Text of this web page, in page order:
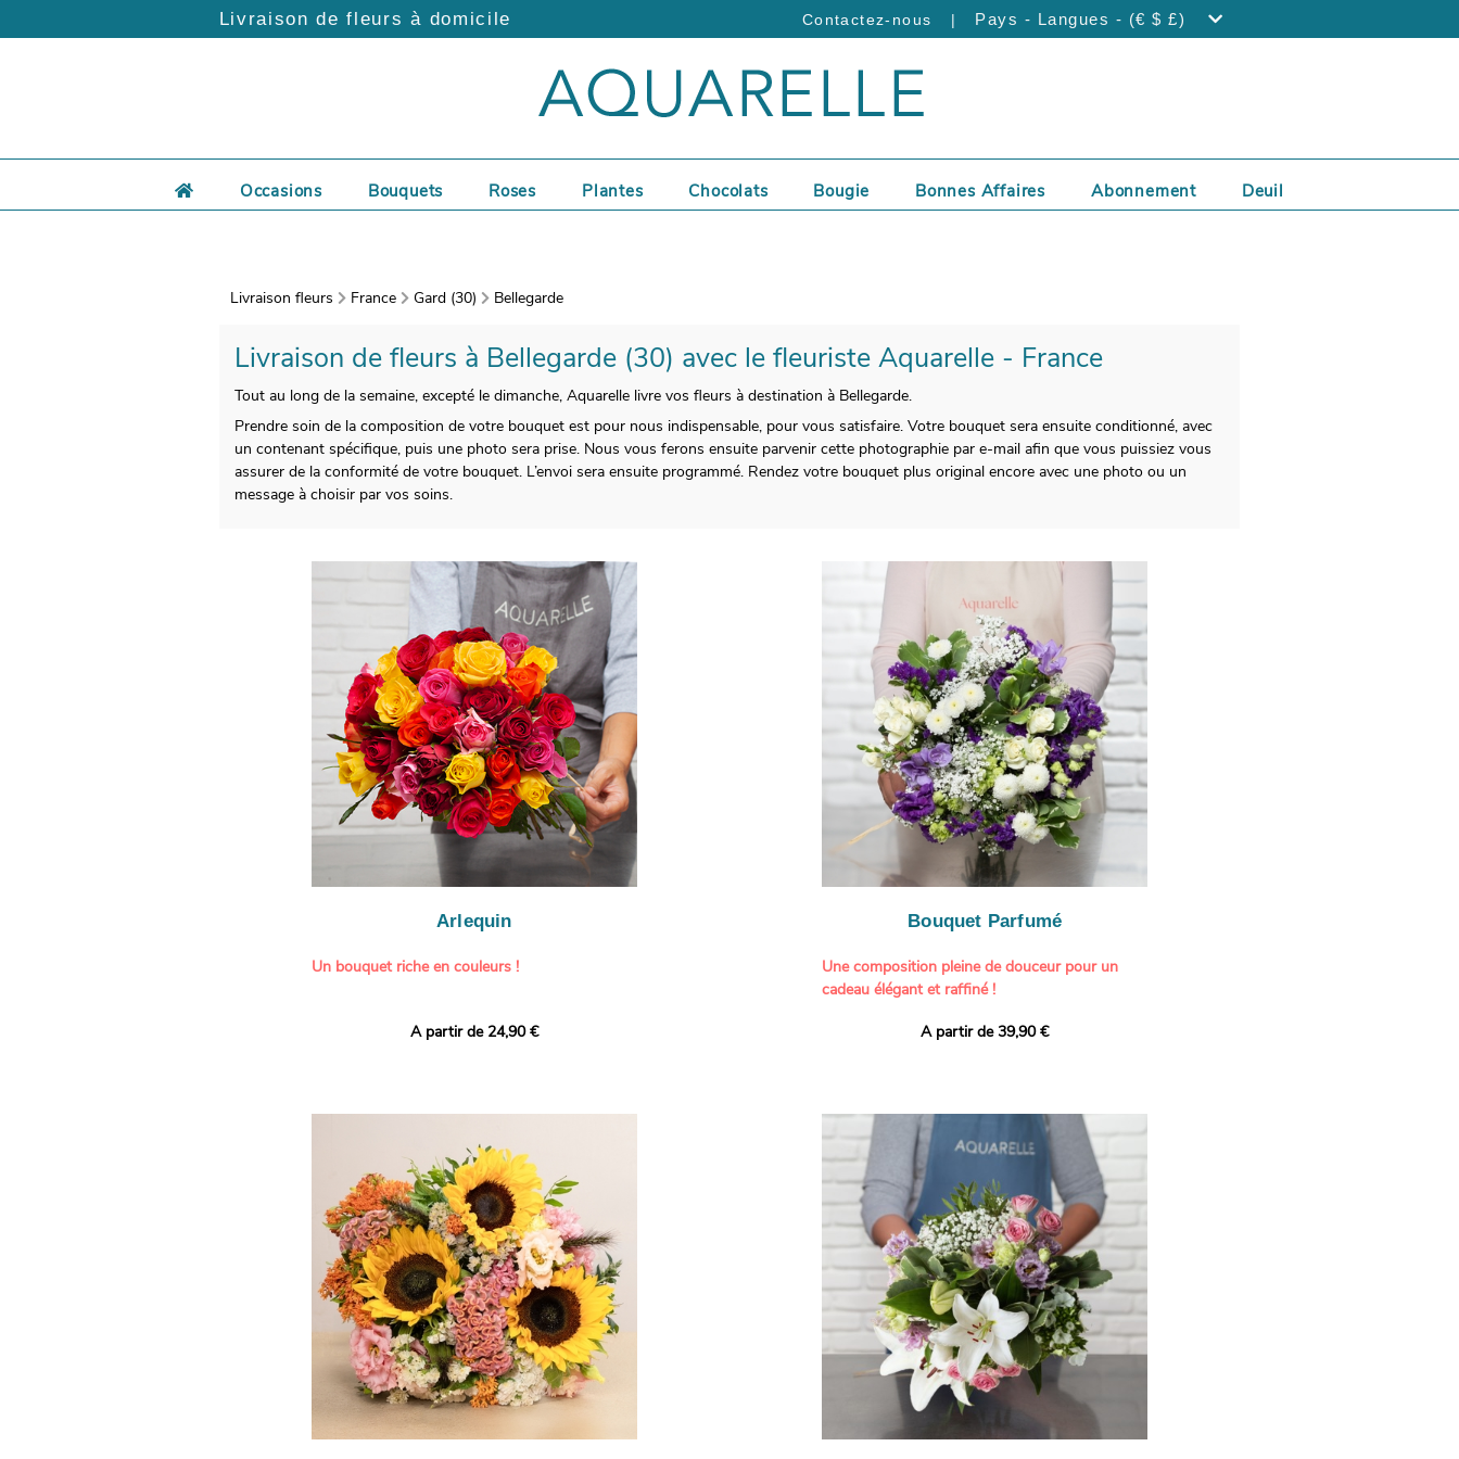
Livraison de fleurs à domicile Contactez-nous | Pays - Langues - (€ $ £)
Occasions Bouquets Roses Plantes Chocolats Bougie Bonnes Affaires Abonnement Deuil
Livraison fleurs France Gard (30) Bellegarde
Livraison de fleurs à Bellegarde (30) avec le fleuriste Aquarelle - France
Tout au long de la semaine, excepté le dimanche, Aquarelle livre vos fleurs à destination à Bellegarde.
Prendre soin de la composition de votre bouquet est pour nous indispensable, pour vous satisfaire. Votre bouquet sera ensuite conditionné, avec
un contenant spécifique, puis une photo sera prise. Nous vous ferons ensuite parvenir cette photographie par e-mail afin que vous puissiez vous
assurer de la conformité de votre bouquet. L’envoi sera ensuite programmé. Rendez votre bouquet plus original encore avec une photo ou un
message à choisir par vos soins.
Arlequin
Un bouquet riche en couleurs !
vives pour un effet vitaminé garanti. Un
'Tropical Amazone' et 'Wild Calypso', connues
pour leur tenue en vase, leurs teintes
incroyables et le parfait épanouissement de
leurs boutons.
Une explosion de couleurs dans un bouquet de
roses fraîches !
Il contient :
- Un mélange harmonieux de roses roses,
rouges, jaunes et orange
- Quelques feuillages pour structurer
À offrir pour :
- Souhaiter un anniversaire joyeux et coloré
A partir de 24,90 €
Bouquet Parfumé
Une composition pleine de douceur pour un
cadeau élégant et raffiné !
Offrez un bouquet délicat et généreux, imaginé
création une touche de pureté et de
romantisme, tandis que les giroflées dévoilent
un parfum délicat et une allure naturellement
poétique. Le gypsophile, léger et aérien, vient
envelopper l’ensemble de douceur, pendant que
les lisianthus ajoutent une note d’élégance et de
raffinement à cette harmonie florale.
Chaque tige a été sélectionnée avec soin pour
composer un bouquet lumineux, plein de
charme et de délicatesse. Avec son bel équilibre
entre volume, finesse et parfum, cette création
florale est idéale pour célébrer les plus beaux
moments de vie avec grâce et émotion.
A partir de 39,90 €